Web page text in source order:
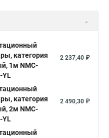
категория
1м NMC-
YL
2 237,40 ₽
категория
2м NMC-
YL
2 490,30 ₽